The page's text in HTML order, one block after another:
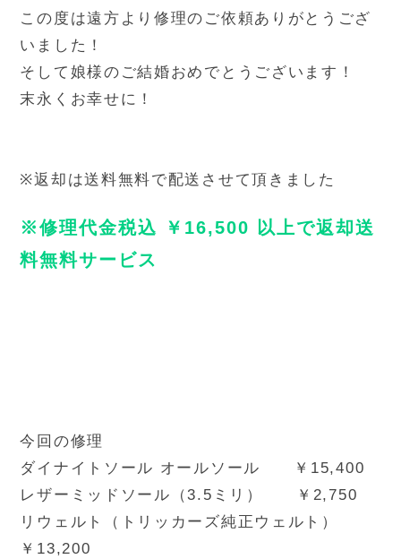
この度は遠方より修理のご依頼ありがとうござ
いました！
そして娘様のご結婚おめでとうございます！
末永くお幸せに！
※返却は送料無料で配送させて頂きました
※修理代金税込 ￥16,500 以上で返却送
料無料サービス
今回の修理
ダイナイトソール オールソール ￥15,400
レザーミッドソール（3.5ミリ） ￥2,750
リウェルト（トリッカーズ純正ウェルト）
￥13,200